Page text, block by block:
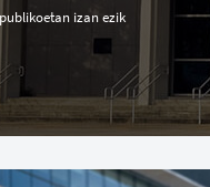
izan ezik